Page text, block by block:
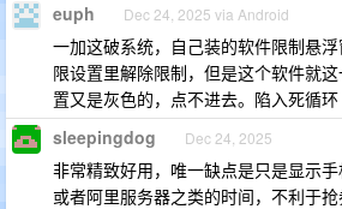
euph Dec 24, 2025 via Android
一加这破系统，自己装的软件限制悬
限设置里解除限制，但是这个软件就
置又是灰色的，点不进去。陷入死循环
sleepingdog Dec 24, 2025
非常精致好用，唯一缺点是只是显示
或者阿里服务器之类的时间，不利于